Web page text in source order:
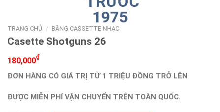
TRANG CHỦ / BĂNG CASSETTE NHẠC
Casette Shotguns 26
180,000₫
ĐƠN HÀNG CÓ GIÁ TRỊ TỪ 1 TRIỆU ĐỒNG TRỞ LÊN
ĐƯỢC MIỄN PHÍ VẬN CHUYỂN TRÊN TOÀN QUỐC.